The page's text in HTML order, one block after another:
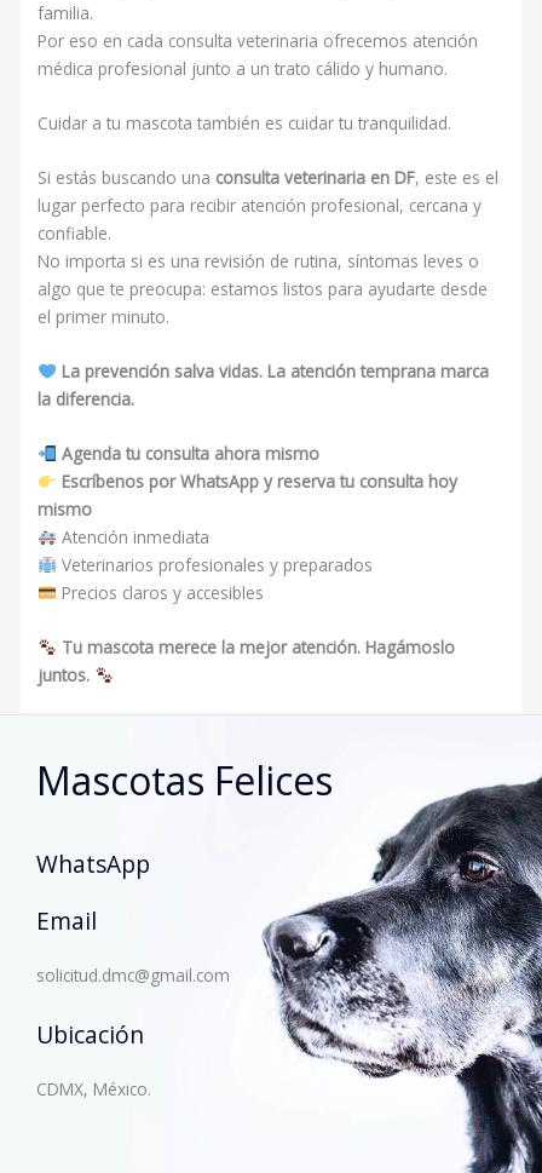
familia.
Por eso en cada consulta veterinaria ofrecemos atención
médica profesional junto a un trato cálido y humano.
Cuidar a tu mascota también es cuidar tu tranquilidad.
Si estás buscando una consulta veterinaria en DF, este es el
lugar perfecto para recibir atención profesional, cercana y
confiable.
No importa si es una revisión de rutina, síntomas leves o
algo que te preocupa: estamos listos para ayudarte desde
el primer minuto.
La prevención salva vidas. La atención temprana marca
la diferencia.
Agenda tu consulta ahora mismo
Escríbenos por WhatsApp y reserva tu consulta hoy
mismo
Atención inmediata
Veterinarios profesionales y preparados
Precios claros y accesibles
Tu mascota merece la mejor atención. Hagámoslo
juntos.
Mascotas Felices
WhatsApp
Email
solicitud.dmc@gmail.com
Ubicación
CDMX, México.